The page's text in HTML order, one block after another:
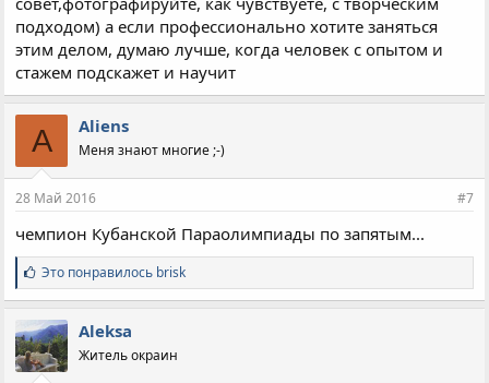
подходом) а если профессионально хотите заняться
этим делом, думаю лучше, когда человек с опытом и
стажем подскажет и научит
A Aliens
Меня знают многие ;-)
28 Май 2016 #7
чемпион Кубанской Параолимпиады по запятым...
С
и
м
п
а
т
и
Это понравилось brisk
Aleksa
Житель окраин